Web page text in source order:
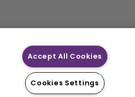
Accept All Cookies
Cookies Settings